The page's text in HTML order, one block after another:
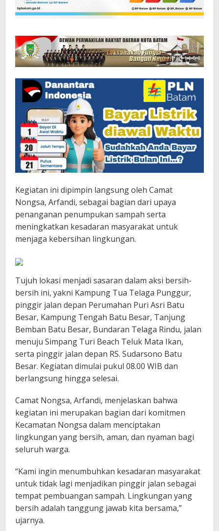
Kegiatan ini dipimpin langsung oleh Camat
Nongsa, Arfandi, sebagai bagian dari upaya
penanganan penumpukan sampah serta
meningkatkan kesadaran masyarakat untuk
menjaga kebersihan lingkungan.
Tujuh lokasi menjadi sasaran dalam aksi bersih-
bersih ini, yakni Kampung Tua Telaga Punggur,
pinggir jalan depan Perumahan Puri Asri Batu
Besar, Kampung Tengah Batu Besar, Tanjung
Bemban Batu Besar, Bundaran Telaga Rindu, jalan
menuju Simpang Turi Beach Teluk Mata Ikan,
serta pinggir jalan depan RS. Sudarsono Batu
Besar. Kegiatan dimulai pukul 08.00 WIB dan
berlangsung hingga selesai.
Camat Nongsa, Arfandi, menjelaskan bahwa
kegiatan ini merupakan bagian dari komitmen
Kecamatan Nongsa dalam menciptakan
lingkungan yang bersih, aman, dan nyaman bagi
seluruh warga.
“Kami ingin menumbuhkan kesadaran masyarakat
untuk tidak lagi menjadikan pinggir jalan sebagai
tempat pembuangan sampah. Lingkungan yang
bersih adalah tanggung jawab kita bersama,”
ujarnya.